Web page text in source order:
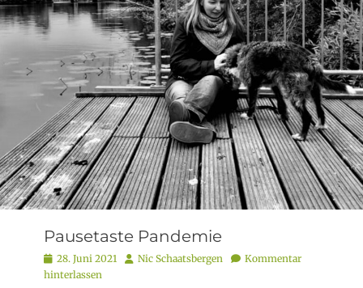
Pausetaste Pandemie
Posted
on
28. Juni 2021 AutorNic Schaatsbergen
Kommentar
hinterlassen